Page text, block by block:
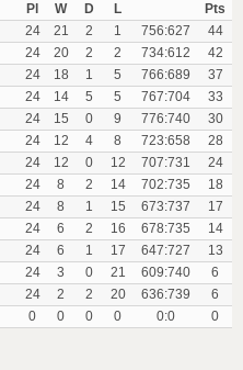
Pl W D L
Pts
24 21 2 1 756:627
44
24 20 2 2 734:612
42
24 18 1 5 766:689
37
24 14 5 5 767:704
33
24 15 0 9 776:740
30
24 12 4 8 723:658
28
24 12 0 12 707:731
24
24 8 2 14 702:735
18
24 8 1 15 673:737
17
24 6 2 16 678:735
14
24 6 1 17 647:727
13
24 3 0 21 609:740
6
24 2 2 20 636:739
6
0 0 0 0 0:0 0